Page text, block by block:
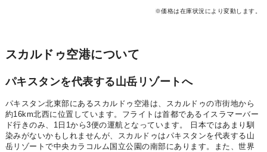
※価格は在庫状況により変動します。
スカルドゥ空港について
パキスタンを代表する山岳リゾートへ
パキスタン北東部にあるスカルドゥ空港は、スカルドゥの市街地から
約16km北西に位置しています。フライトは首都であるイスラマーバー
ド行きのみ、1日1から3便の運航となっています。 日本ではあまり馴
染みがないかもしれませんが、スカルドゥはパキスタンを代表する山
岳リゾートで中央カラコルム国立公園の南部にあります。また、世界